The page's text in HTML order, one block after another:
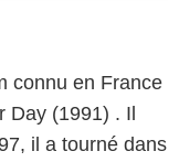
connu en France
Day (1991) . Il
il a tourné dans